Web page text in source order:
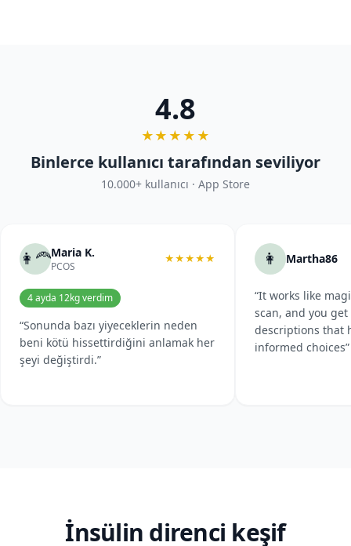
4.8
★★★★★
Binlerce kullanıcı tarafından seviliyor
10.000+ kullanıcı · App Store
👩‍🦰Maria K.
PCOS
★★★★★
4 ayda 12kg verdim
“Sonunda bazı yiyeceklerin neden
beni kötü hissettirdiğini anlamak her
şeyi değiştirdi.”
👩 Martha86
“It works like
scan, and you
descriptions that
informed choices”
İnsülin direnci keşif